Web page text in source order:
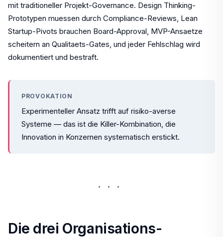
mit traditioneller Projekt-Governance. Design Thinking-
Prototypen muessen durch Compliance-Reviews, Lean
Startup-Pivots brauchen Board-Approval, MVP-Ansaetze
scheitern an Qualitaets-Gates, und jeder Fehlschlag wird
dokumentiert und bestraft.
PROVOKATION
Experimenteller Ansatz trifft auf risiko-averse
Systeme — das ist die Killer-Kombination, die
Innovation in Konzernen systematisch erstickt.
···
Die drei Organisations-